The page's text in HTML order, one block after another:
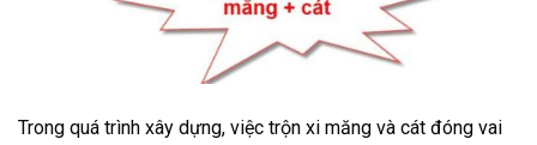
Trong quá trình xây dựng, việc trộn xi măng và cát đóng vai